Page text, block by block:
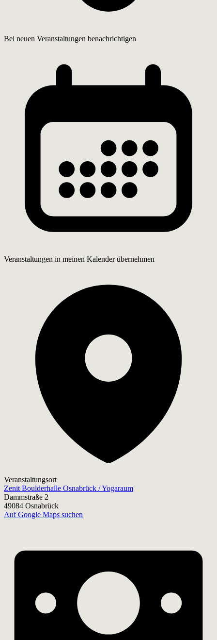
Bei neuen Veranstaltungen benachrichtigen
Veranstaltungen in meinen Kalender übernehmen
Veranstaltungsort
Zenit Boulderhalle Osnabrück / Yogaraum
Dammstraße 2
49084 Osnabrück
Auf Google Maps suchen